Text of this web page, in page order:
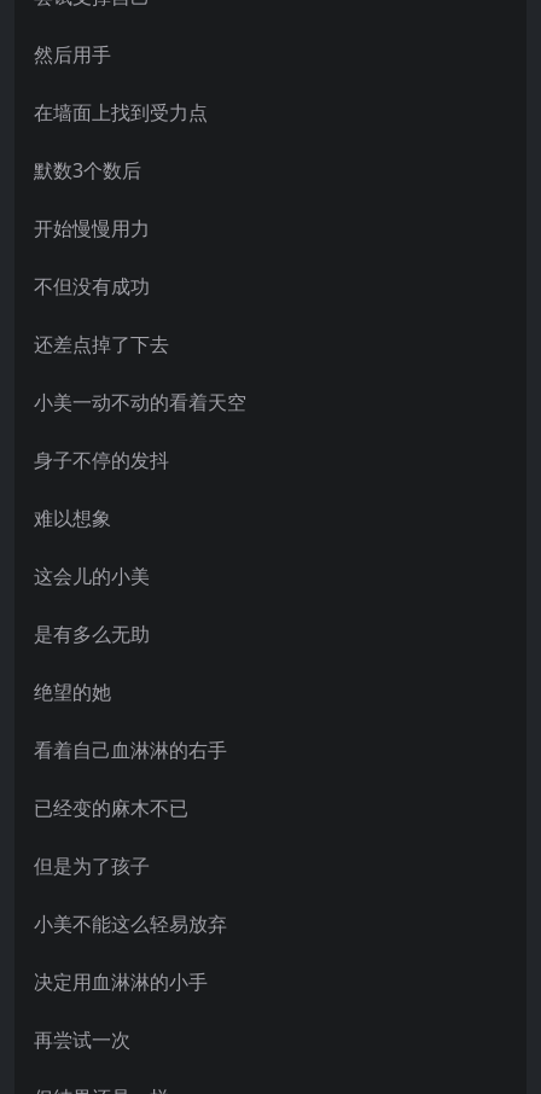
然后用手
在墙面上找到受力点
默数3个数后
开始慢慢用力
不但没有成功
还差点掉了下去
小美一动不动的看着天空
身子不停的发抖
难以想象
这会儿的小美
是有多么无助
绝望的她
看着自己血淋淋的右手
已经变的麻木不已
但是为了孩子
小美不能这么轻易放弃
决定用血淋淋的小手
再尝试一次